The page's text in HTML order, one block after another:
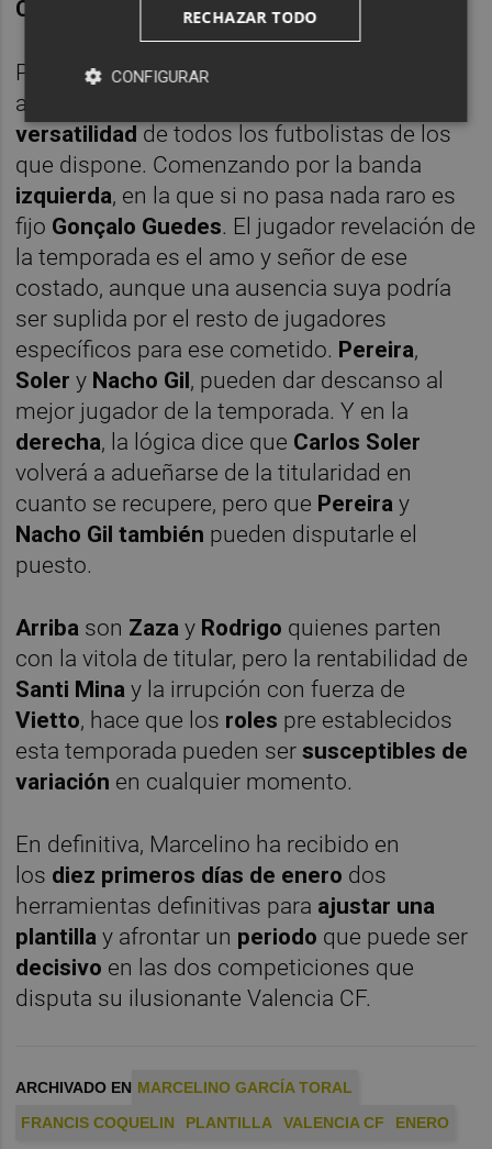
Coquelin-Kondogbia.
Para las bandas, Marcelino disfruta de un
amplio catálogo de opciones debido a la
versatilidad de todos los futbolistas de los
que dispone. Comenzando por la banda
izquierda, en la que si no pasa nada raro es
fijo Gonçalo Guedes. El jugador revelación de
la temporada es el amo y señor de ese
costado, aunque una ausencia suya podría
ser suplida por el resto de jugadores
específicos para ese cometido. Pereira,
Solery Nacho Gil, pueden dar descanso al
mejor jugador de la temporada. Y en la
derecha, la lógica dice que Carlos Soler
volverá a adueñarse de la titularidad en
cuanto se recupere, pero que Pereiray
Nacho Gil también pueden disputarle el
puesto.
Arriba son Zazay Rodrigo quienes parten
con la vitola de titular, pero la rentabilidad de
Santi Mina y la irrupción con fuerza de
Vietto, hace que los roles pre establecidos
esta temporada pueden sersusceptibles de
variación en cualquier momento.
En definitiva, Marcelino ha recibido en
los diez primeros días de enero dos
herramientas definitivas para ajustar una
plantilla y afrontar un periodo que puede ser
decisivo en las dos competiciones que
disputa su ilusionante Valencia CF.
ARCHIVADO EN MARCELINO GARCÍA TORAL
FRANCIS COQUELIN
PLANTILLA VALENCIA CF ENERO
RECHAZAR TODO
CONFIGURAR